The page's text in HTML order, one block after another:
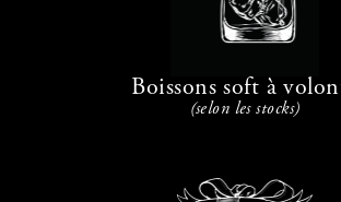
Boissons soft à
(selon les stocks)